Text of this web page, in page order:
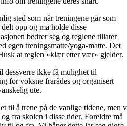
sted som når treningene går som
opp og må holde disse
bedrer seg og reglene tillater
egen treningsmatte/yoga-matte. Det
at reglen «klær etter vær» gjelder.
dessverre ikke få mulighet til
for voksne frarådes og organisert
ute.
til å trene på de vanlige tidene, men
fra skolen i disse tider. Foreldre må